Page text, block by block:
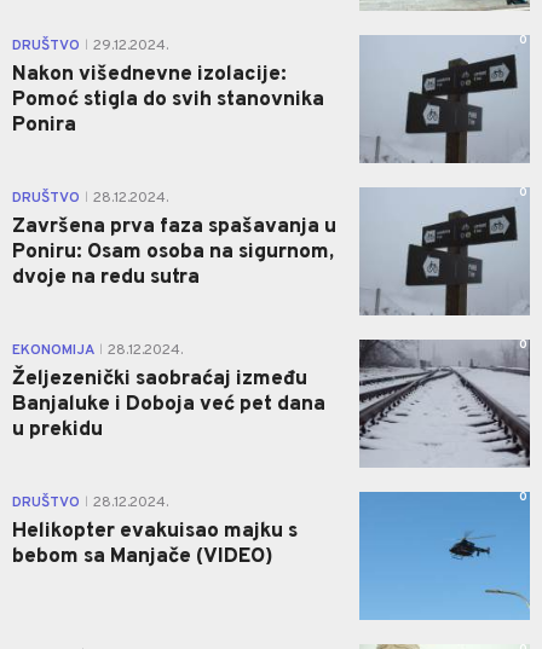
DRUŠTVO 29.12.2024.
Nakon višednevne izolacije:
Pomoć stigla do svih stanovnika
Ponira
0
DRUŠTVO 28.12.2024.
Završena prva faza spašavanja u
Poniru: Osam osoba na sigurnom,
dvoje na redu sutra
0
EKONOMIJA 28.12.2024.
Željezenički saobraćaj između
Banjaluke i Doboja već pet dana
u prekidu
0
DRUŠTVO 28.12.2024.
Helikopter evakuisao majku s
bebom sa Manjače (VIDEO)
0